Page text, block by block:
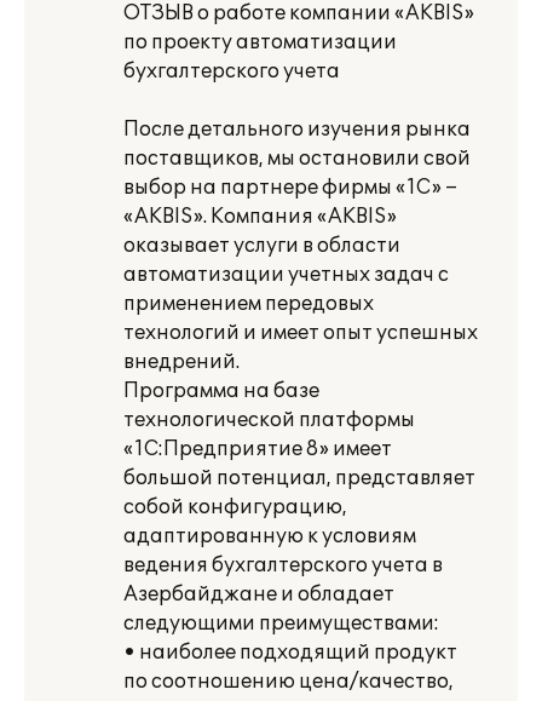
ОТЗЫВ о работе компании «AKBIS»
по проекту автоматизации
бухгалтерского учета
После детального изучения рынка
поставщиков, мы остановили свой
выбор на партнере фирмы «1С» –
«AKBIS». Компания «AKBIS»
оказывает услуги в области
автоматизации учетных задач с
применением передовых
технологий и имеет опыт успешных
внедрений.
Программа на базе
технологической платформы
«1С:Предприятие 8» имеет
большой потенциал, представляет
собой конфигурацию,
адаптированную к условиям
ведения бухгалтерского учета в
Азербайджане и обладает
следующими преимуществами:
• наиболее подходящий продукт
по соотношению цена/качество,